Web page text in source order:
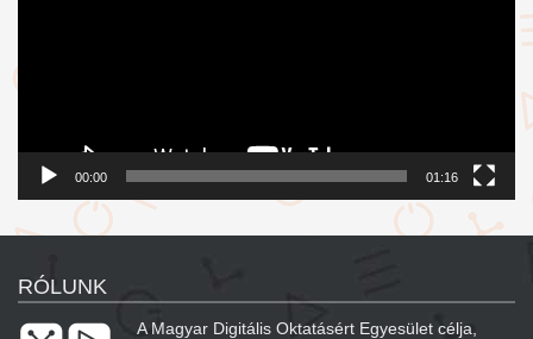
00:00 01:16
RÓLUNK
A Magyar Digitális Oktatásért Egyesület célja,